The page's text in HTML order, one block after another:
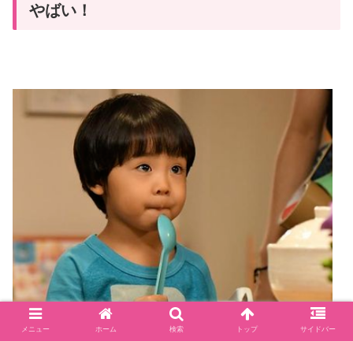
やばい！
メニュー ホーム 検索 トップ サイドバー